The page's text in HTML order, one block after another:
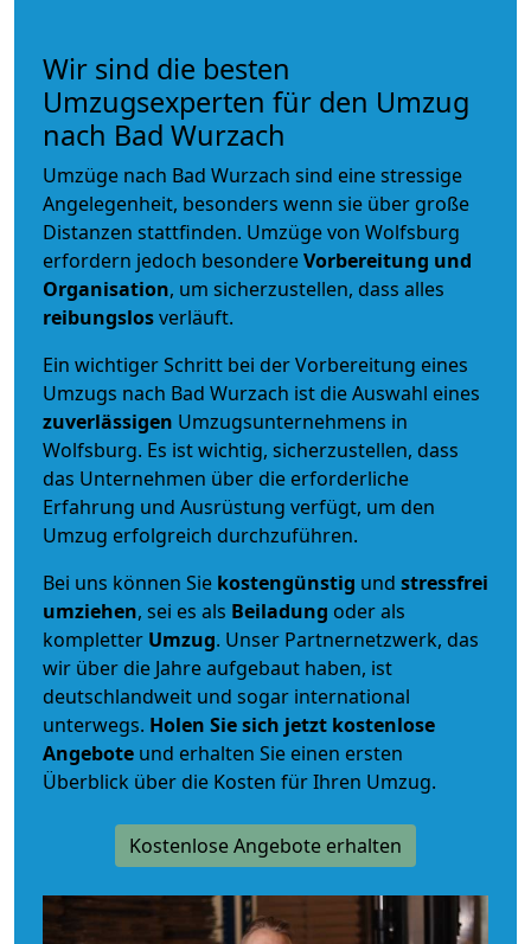
Wir sind die besten
Umzugsexperten für den Umzug
nach Bad Wurzach
Umzüge nach Bad Wurzach sind eine stressige
Angelegenheit, besonders wenn sie über große
Distanzen stattfinden. Umzüge von Wolfsburg
erfordern jedoch besondereVorbereitung und
Organisation, um sicherzustellen, dass alles
reibungslosverläuft.
Ein wichtiger Schritt bei der Vorbereitung eines
Umzugs nach Bad Wurzach ist die Auswahl eines
zuverlässigen Umzugsunternehmens in
Wolfsburg. Es ist wichtig, sicherzustellen, dass
das Unternehmen über die erforderliche
Erfahrung und Ausrüstung verfügt, um den
Umzug erfolgreich durchzuführen.
Bei uns können Sie kostengünstig und stressfrei
umziehen, sei es als Beiladung oder als
kompletter Umzug. Unser Partnernetzwerk, das
wir über die Jahre aufgebaut haben, ist
deutschlandweit und sogar international
unterwegs. Holen Sie sich jetzt kostenlose
Angebote und erhalten Sie einen ersten
Überblick über die Kosten für Ihren Umzug.
Kostenlose Angebote erhalten